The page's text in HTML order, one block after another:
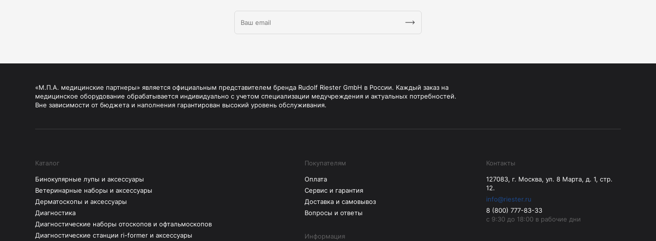
«М.П.А. медицинские партнеры» является официальным представителем бренда Rudolf Riester GmbH в России. Каждый заказ на
медицинское оборудование обрабатывается индивидуально с учетом специализации медучреждения и актуальных потребностей.
Вне зависимости от бюджета и наполнения гарантирован высокий уровень обслуживания.
Каталог
Бинокулярные лупы и аксессуары
Ветеринарные наборы и аксессуары
Дерматоскопы и аксессуары
Диагностика
Диагностические наборы отоскопов и офтальмоскопов
Диагностические станции ri-former и аксессуары
Покупателям
Оплата
Сервис и гарантия
Доставка и самовывоз
Вопросы и ответы
Информация
Контакты
127083, г. Москва, ул. 8 Марта, д. 1, стр.
12.
info@riester.ru
8 (800) 777-83-33
с 9:30 до 18:00 в рабочие дни